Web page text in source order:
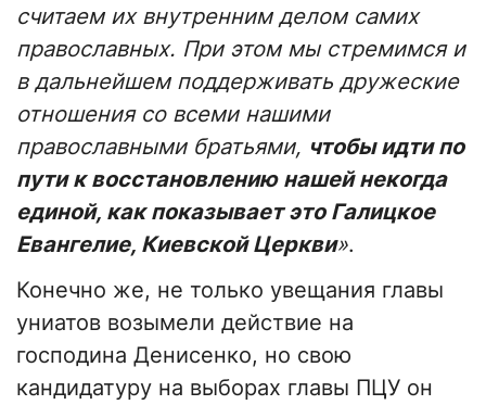
считаем их внутренним делом самих
православных. При этом мы стремимся и
в дальнейшем поддерживать дружеские
отношения со всеми нашими
православными братьями, чтобы идти по
пути к восстановлению нашей некогда
единой, как показывает это Галицкое
Евангелие, Киевской Церкви».
Конечно же, не только увещания главы
униатов возымели действие на
господина Денисенко, но свою
кандидатуру на выборах главы ПЦУ он